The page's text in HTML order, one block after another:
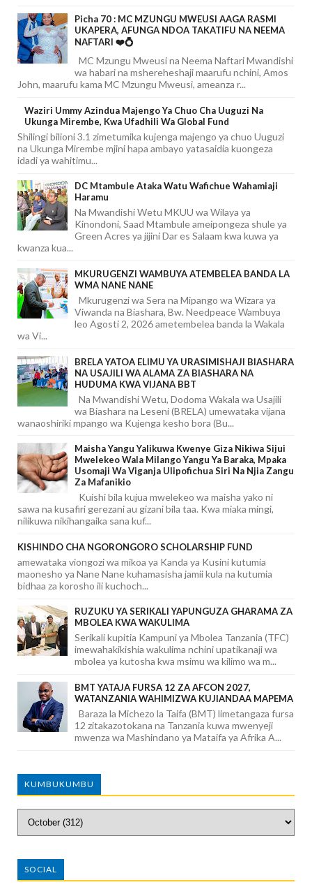
Picha 70 : MC MZUNGU MWEUSI AAGA RASMI
UKAPERA, AFUNGA NDOA TAKATIFU NA NEEMA
NAFTARI ❤️💍
MC Mzungu Mweusi na Neema Naftari Mwandishi
wa habari na mshereheshaji maarufu nchini, Amos
John, maarufu kama MC Mzungu Mweusi, ameanza r...
Waziri Ummy Azindua Majengo Ya Chuo Cha Uuguzi Na
Ukunga Mirembe, Kwa Ufadhili Wa Global Fund
Shilingi bilioni 3.1 zimetumika kujenga majengo ya chuo Uuguzi
na Ukunga Mirembe mjini hapa ambayo yatasaidia kuongeza
idadi ya wahitimu...
DC Mtambule Ataka Watu Wafichue Wahamiaji
Haramu
Na Mwandishi Wetu MKUU wa Wilaya ya
Kinondoni, Saad Mtambule ameipongeza shule ya
Green Acres ya jijini Dar es Salaam kwa kuwa ya
kwanza kua...
MKURUGENZI WAMBUYA ATEMBELEA BANDA LA
WMA NANE NANE
Mkurugenzi wa Sera na Mipango wa Wizara ya
Viwanda na Biashara, Bw. Needpeace Wambuya
leo Agosti 2, 2026 ametembelea banda la Wakala
wa Vi...
BRELA YATOA ELIMU YA URASIMISHAJI BIASHARA
NA USAJILI WA ALAMA ZA BIASHARA NA
HUDUMA KWA VIJANA BBT
Na Mwandishi Wetu, Dodoma Wakala wa Usajili
wa Biashara na Leseni (BRELA) umewataka vijana
wanaoshiriki mpango wa Kujenga kesho bora (Bu...
Maisha Yangu Yalikuwa Kwenye Giza Nikiwa Sijui
Mwelekeo Wala Milango Yangu Ya Baraka, Mpaka
Usomaji Wa Viganja Ulipofichua Siri Na Njia Zangu
Za Mafanikio
Kuishi bila kujua mwelekeo wa maisha yako ni
sawa na kusafiri gerezani au gizani bila taa. Kwa miaka mingi,
nilikuwa nikihangaika sana kuf...
KISHINDO CHA NGORONGORO SCHOLARSHIP FUND
amewataka viongozi wa mikoa ya Kanda ya Kusini kutumia
maonesho ya Nane Nane kuhamasisha jamii kula na kutumia
bidhaa za korosho ili kuchoch...
RUZUKU YA SERIKALI YAPUNGUZA GHARAMA ZA
MBOLEA KWA WAKULIMA
Serikali kupitia Kampuni ya Mbolea Tanzania (TFC)
imewahakikishia wakulima nchini upatikanaji wa
mbolea ya kutosha kwa msimu wa kilimo wa m...
BMT YATAJA FURSA 12 ZA AFCON 2027,
WATANZANIA WAHIMIZWA KUJIANDAA MAPEMA
Baraza la Michezo la Taifa (BMT) limetangaza fursa
12 zitakazotokana na Tanzania kuwa mwenyeji
mwenza wa Mashindano ya Mataifa ya Afrika A...
KUMBUKUMBU
SOCIAL